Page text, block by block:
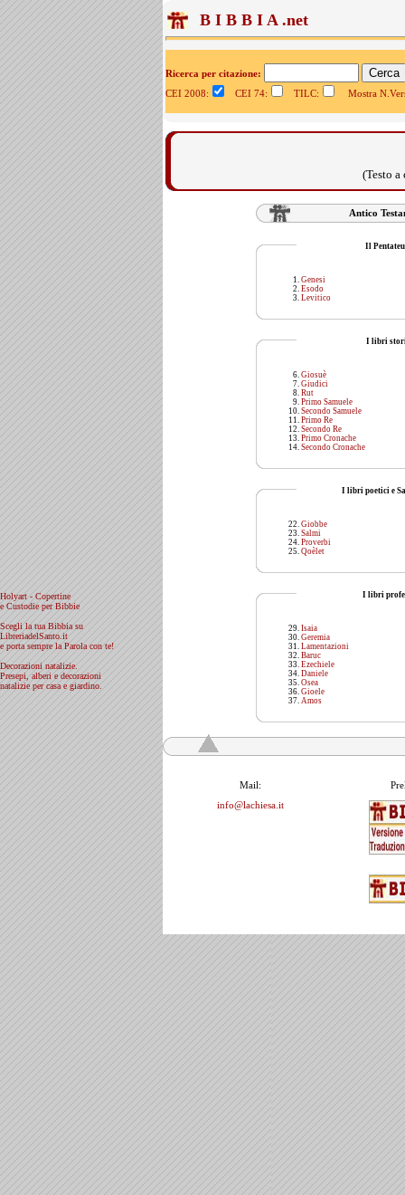
Holyart - Copertine
e Custodie per Bibbie
Scegli la tua Bibbia su
LibreriadelSanto.it
e porta sempre la Parola con te!
Decorazioni natalizie.
Presepi, alberi e decorazioni
natalizie per casa e giardino.
B I B B I A .net
Ricerca per citazione:
CEI 2008:
CEI 74: TILC: Mostra
(Testo
Antico
Il
Genesi
Esodo
Levitico
I libri
Giosuè
Giudici
Rut
Primo Samuele
Secondo Samuele
Primo Re
Secondo Re
Primo Cronache
Secondo Cronache
I libri poetici e
Giobbe
Salmi
Proverbi
Qoèlet
I libri
Isaia
Geremia
Lamentazioni
Baruc
Ezechiele
Daniele
Osea
Gioele
Amos
Mail:
info@lachiesa.it